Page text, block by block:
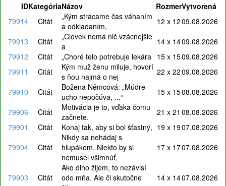
IDKategóriaNázov RozmerVytvorená
79914
Citát
„Kým strácame čas váhaním
a odkladaním,
12 x 1209.08.2026
79913
Citát
„Človek nemá nič vzácnejšie
a
14 x 1409.08.2026
79912
Citát „Choré telo potrebuje lekára 15 x 1509.08.2026
79911
Citát
Kým muž ženu miluje, hovorí
s ňou najmä o nej
22 x 2209.08.2026
79910
Citát
Božena Němcová: „Múdre
ucho nepočúva, ...“
15 x 1508.08.2026
79906
Citát
Motivácia je to, vďaka čomu
začnete.
21 x 21 08.08.2026
79901
Citát Konaj tak, aby si bol šťastný, 19 x 1907.08.2026
79904
Citát
Nikdy sa nehádaj s
hlupákom. Niekto by si
nemusel všimnúť,
17 x 1707.08.2026
79903 Citát
Ako dlho žijem, to nezávisí
odo mňa. Ale či skutočne
14 x 1407.08.2026